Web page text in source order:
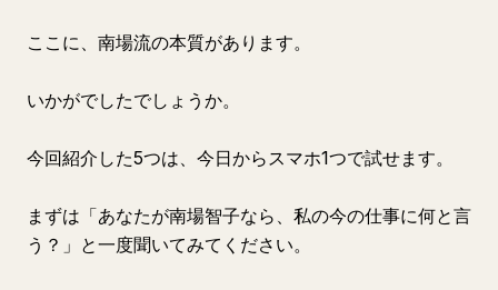
ここに、南場流の本質があります。
いかがでしたでしょうか。
今回紹介した5つは、今日からスマホ1つで試せます。
まずは「あなたが南場智子なら、私の今の仕事に何と言
う？」と一度聞いてみてください。